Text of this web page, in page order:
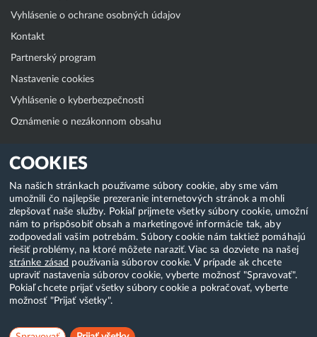
COOKIES
Na našich stránkach používame súbory cookie, aby sme vám
umožnili čo najlepšie prezeranie internetových stránok a mohli
zlepšovať naše služby. Pokiaľ prijmete všetky súbory cookie, umožní
nám to prispôsobiť obsah a marketingové informácie tak, aby
zodpovedali vašim potrebám. Súbory cookie nám taktiež pomáhajú
riešiť problémy, na ktoré môžete naraziť. Viac sa dozviete na našej
stránke zásad používania súborov cookie. V prípade ak chcete
upraviť nastavenia súborov cookie, vyberte možnosť "Spravovať".
Pokiaľ chcete prijať všetky súbory cookie a pokračovať, vyberte
možnosť "Prijať všetky".
Vyhlásenie o ochrane osobných údajov
Kontakt
Partnerský program
Nastavenie cookies
Vyhlásenie o kyberbezpečnosti
Oznámenie o nezákonnom obsahu
Klientská zóna
WebAdmin
WebMail
Zmena hesla (E-mail, FTP, SSH)
Webhosting
Domény
Copyright & 2018-2026 HostCreators. Všetky práva vyhradené